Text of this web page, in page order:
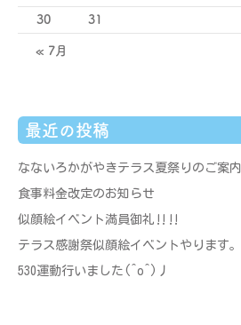
30 31
« 7月
最近の投稿
なないろかがやきテラス夏祭りのご案内
食事料金改定のお知らせ
似顔絵イベント満員御礼‼‼
テラス感謝祭似顔絵イベントやります。
530運動行いました(^o^)丿